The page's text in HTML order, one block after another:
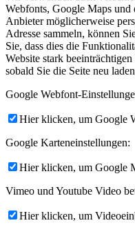
Webfonts, Google Maps und
Anbieter möglicherweise
Adresse sammeln, können
Sie, dass dies die
Website stark
sobald Sie die Seite neu
Google Webfont-
Hier klicken, um Google
Google Karteneinstellungen:
Hier klicken, um Google
Vimeo und Youtube Video
Hier klicken, um